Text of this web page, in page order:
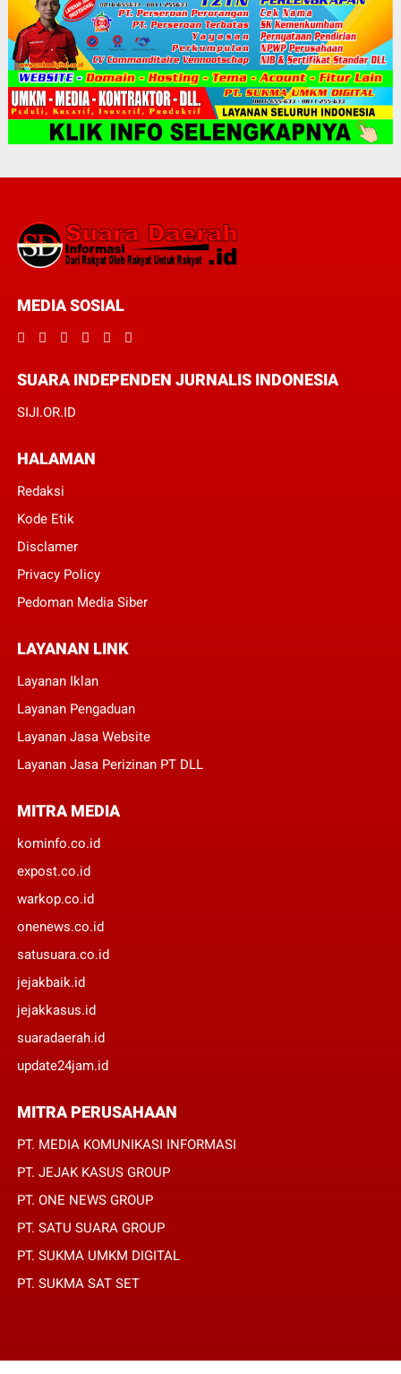
MEDIA SOSIAL
SUARA INDEPENDEN JURNALIS INDONESIA
SIJI.OR.ID
HALAMAN
Redaksi
Kode Etik
Disclamer
Privacy Policy
Pedoman Media Siber
LAYANAN LINK
Layanan Iklan
Layanan Pengaduan
Layanan Jasa Website
Layanan Jasa Perizinan PT DLL
MITRA MEDIA
kominfo.co.id
expost.co.id
warkop.co.id
onenews.co.id
satusuara.co.id
jejakbaik.id
jejakkasus.id
suaradaerah.id
update24jam.id
MITRA PERUSAHAAN
PT. MEDIA KOMUNIKASI INFORMASI
PT. JEJAK KASUS GROUP
PT. ONE NEWS GROUP
PT. SATU SUARA GROUP
PT. SUKMA UMKM DIGITAL
PT. SUKMA SAT SET